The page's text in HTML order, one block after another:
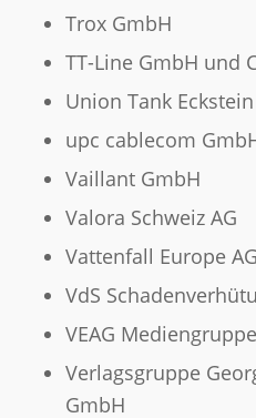
Trox GmbH
TT-Line GmbH und
Union Tank
upc cablecom
Vaillant GmbH
Valora Schweiz AG
Vattenfall Europe AG
VdS
VEAG Mediengruppe
Verlagsgruppe
GmbH